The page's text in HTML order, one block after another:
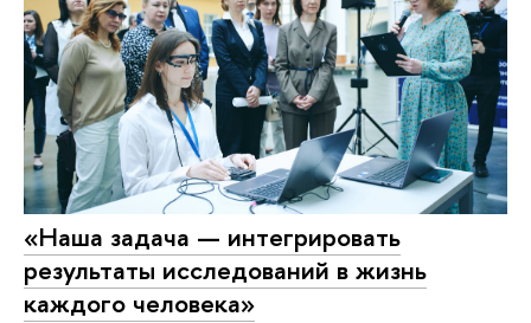
«Наша задача — интегрировать
результаты исследований в жизнь
каждого человека»